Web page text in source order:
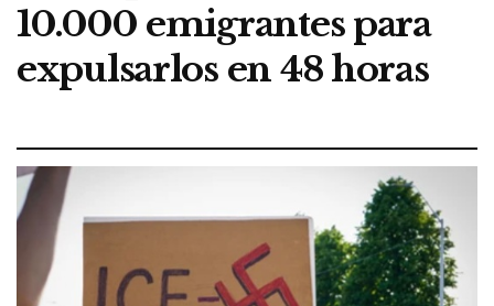
10.000 emigrantes para
expulsarlos en 48 horas